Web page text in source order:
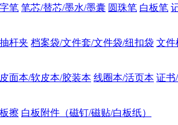
笔 笔芯/替芯/墨水/墨囊 圆珠笔 白板笔
杆夹 档案袋/文件套/文件袋/纽扣袋 文件
皮面本/软皮本/胶装本 线圈本/活页本 证书
擦 白板附件（磁钉/磁贴/白板纸）